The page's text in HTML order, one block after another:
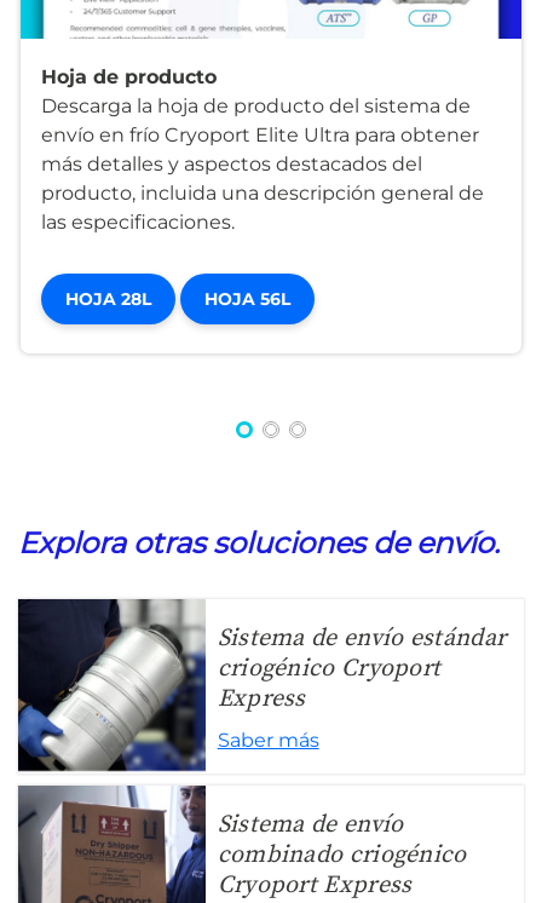
Hoja de producto
Descarga la hoja de producto del sistema de
envío en frío Cryoport Elite Ultra para obtener
más detalles y aspectos destacados del
producto, incluida una descripción general de
las especificaciones.
HOJA 28L HOJA 56L
Explora otras soluciones de envío.
Sistema de envío estándar
criogénico Cryoport
Express
Saber más
Sistema de envío
combinado criogénico
Cryoport Express